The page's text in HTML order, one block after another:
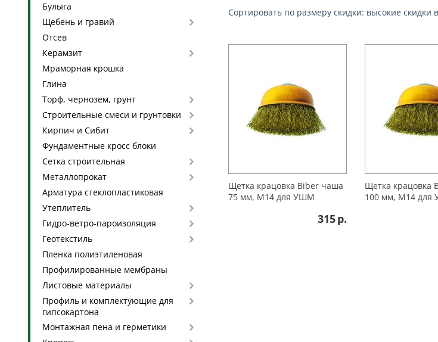
Булыга
Щебень и гравий
Отсев
Керамзит
Мраморная крошка
Глина
Торф, чернозем, грунт
Строительные смеси и грунтовки
Кирпич и Сибит
Фундаментные кросс блоки
Сетка строительная
Металлопрокат
Арматура стеклопластиковая
Утеплитель
Гидро-ветро-пароизоляция
Геотекстиль
Пленка полиэтиленовая
Профилированные мембраны
Листовые материалы
Профиль и комплектующие для
гипсокартона
Монтажная пена и герметики
Сортировать по размеру скидки: высокие скидки
Щетка крацовка Biber чаша
75 мм, М14 для УШМ
315р.
Щетка крацовка
100 мм, М14